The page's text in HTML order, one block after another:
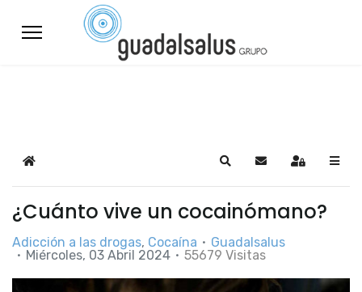
Home SearchSuscribirse a las
Sign In
¿Cuánto vive un cocainómano?
Adicción a las drogas Cocaína
Guadalsalus
Miércoles, 03 Abril 2024
55679 Visitas